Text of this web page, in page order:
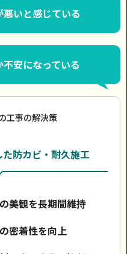
いと感じている
安になっている
工事の解決策
防カビ・耐久施工
美観を長期間維持
密着性を向上